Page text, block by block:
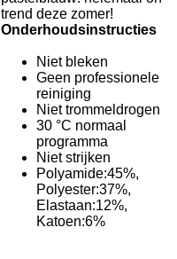
trend deze zomer!
Onderhoudsinstructies
Niet bleken
Geen professionele
reiniging
Niet trommeldrogen
30 °C normaal
programma
Niet strijken
Polyamide:45%,
Polyester:37%,
Elastaan:12%,
Katoen:6%